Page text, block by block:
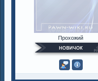
Прохожий